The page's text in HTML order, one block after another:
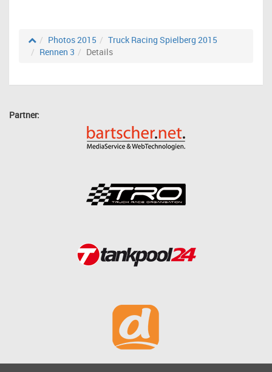
Photos 2015
Truck Racing Spielberg 2015
Rennen 3
Details
Partner: